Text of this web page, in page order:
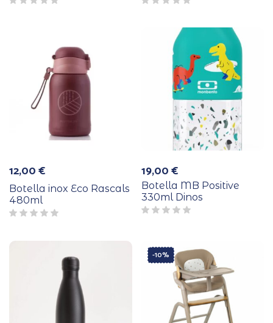
12,00€
Botella inox Eco Rascals
480ml
19,00€
Botella MB Positive
330ml Dinos
-10%